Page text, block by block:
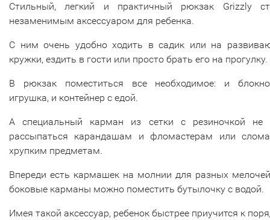
Стильный, легкий и практичный рюкзак Grizzly
незаменимым аксессуаром для ребенка.
С ним очень удобно ходить в садик или на
кружки, ездить в гости или просто брать его на прогулку.
В рюкзак поместиться все необходимое: и
игрушка, и контейнер с едой.
А специальный карман из сетки с резиночкой не
рассыпаться карандашам и фломастерам или
хрупким предметам.
Впереди есть кармашек на молнии для разных
боковые карманы можно поместить бутылочку с водой.
Имея такой аксессуар, ребенок быстрее приучится к